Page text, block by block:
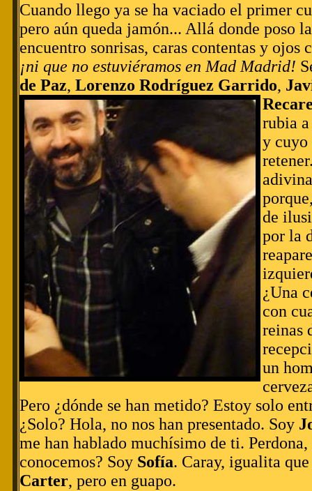
Cuando llego ya se ha vaciado el primer
pero aún queda jamón... Allá donde poso
encuentro sonrisas, caras contentas y ojos
¡ni que no estuviéramos en Mad Madrid!
de Paz, Lorenzo Rodríguez Garrido,
rubia
y cuyo
de
por la
¿Una
con
reinas
un
Pero ¿dónde se han metido? Estoy solo
¿Solo? Hola, no nos han presentado. Soy
me han hablado muchísimo de ti. Perdona,
conocemos? Soy Sofía. Caray, igualita
Carter, pero en guapo.